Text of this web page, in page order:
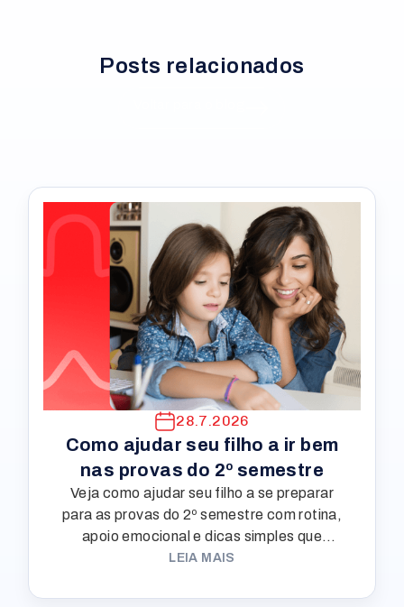
Posts relacionados
28.7.2026
Como ajudar seu filho a ir bem
nas provas do 2º semestre
Veja como ajudar seu filho a se preparar
para as provas do 2º semestre com rotina,
apoio emocional e dicas simples que
trazem tranquilidade em casa.
LEIA MAIS